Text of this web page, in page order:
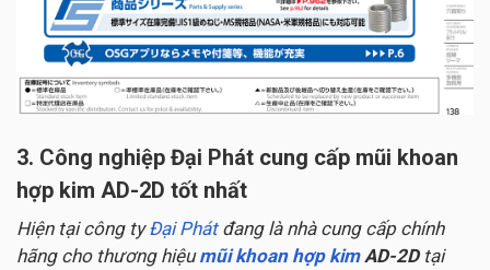
3. Công nghiệp Đại Phát cung cấp mũi khoan
hợp kim AD-2D tốt nhất
Hiện tại công tyĐại Phátđang là nhà cung cấp chính
hãng cho thương hiệu mũi khoan hợp kimAD-2D tại